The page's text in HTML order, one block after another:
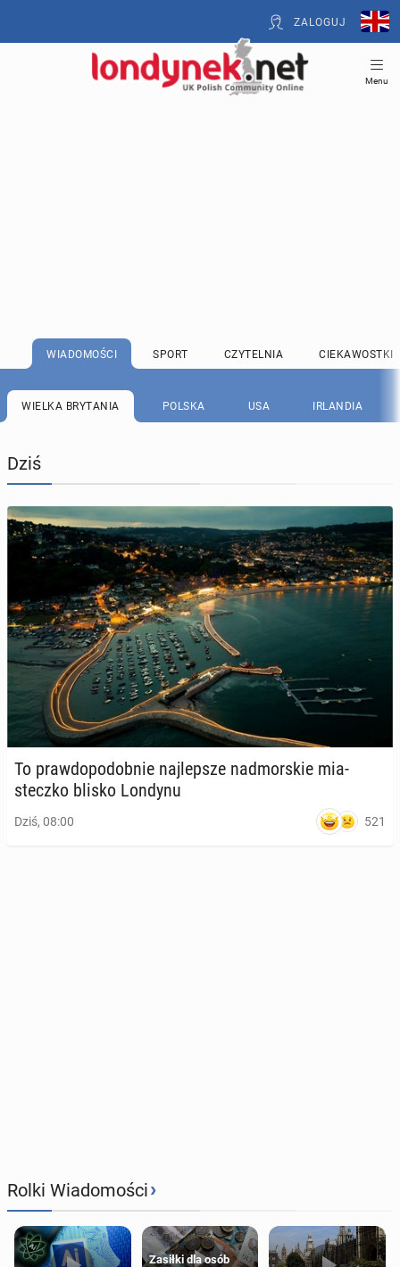
ZALOGUJ
Menu
WIADOMOŚCI SPORT CZYTELNIA CIEKAWOSTKI
WIELKA BRYTANIA POLSKA USA IRLANDIA
Dziś
To praw­do­po­dob­nie naj­lep­sze nad­mor­skie mia­
stecz­ko blisko Londynu
Dziś, 08:00 521
Rolki Wiadomości›
Zasiłki dla osób